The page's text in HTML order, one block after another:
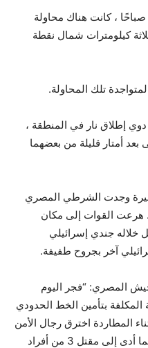
أظهر التحقيق أنه في الساعة 2:30 صباحًا ، كانت هناك محاولة
كيلومترات شمال نقطة
تلك المحاولة.
صباحًا ، سُمع دوي إطلاق نار في المنطقة ،
بعد أمتار قليلة من بعضهما
وجدت الشرطي المصري
هرعت القوات إلى مكان
خلاله جندي إسرائيلي
آخر بجروح طفيفة.
المصري: “فجر اليوم
بتأمين الخط الحدودي
المطاردة اخترق رجال الأمن
حاجز التأمين وتبادلوا إطلاق النار. مما أدى إلى مقتل 3 من أفراد